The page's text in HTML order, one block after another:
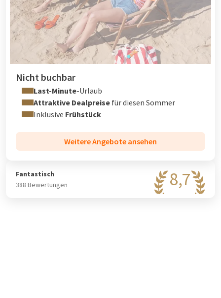
Nicht buchbar
Last-Minute-Urlaub
Attraktive Dealpreise für diesen Sommer
Inklusive Frühstück
Weitere Angebote ansehen
8,7
Fantastisch
388 Bewertungen